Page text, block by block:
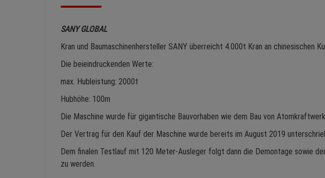
SANY GLOBAL
Kran und Baumaschinenhersteller SANY überreicht 4.000t Kran an chinesischen
Die beieindruckenden Werte:
max. Hubleistung: 2000t
Hubhöhe: 100m
Die Maschine wurde für gigantische Bauvorhaben wie dem Bau von
Der Vertrag für den Kauf der Maschine wurde bereits im August 2019
Dem finalen Testlauf mit 120 Meter-Ausleger folgt dann die Demontage sowie
zu werden.